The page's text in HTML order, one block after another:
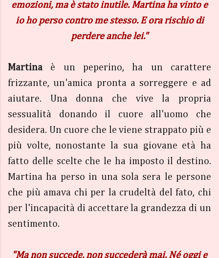
emozioni, ma è stato inutile. Martina ha vinto e
io ho perso contro me stesso. E ora rischio di
perdere anche lei."
Martina è un peperino, ha un carattere
frizzante, un'amica pronta a sorreggere e ad
aiutare. Una donna che vive la propria
sessualità donando il cuore all'uomo che
desidera. Un cuore che le viene strappato più e
più volte, nonostante la sua giovane età ha
fatto delle scelte che le ha imposto il destino.
Martina ha perso in una sola sera le persone
che più amava chi per la crudeltà del fato, chi
per l'incapacità di accettare la grandezza di un
sentimento.
"Ma non succede, non succederà mai. Né oggi e